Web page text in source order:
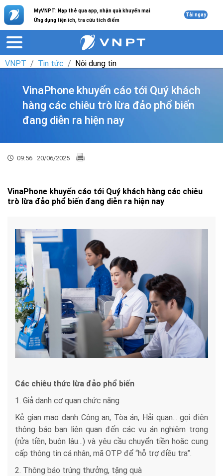
MyVNPT: Nạp thẻ qua app, nhận quà khuyến mại
Ứng dụng tiện ích, tra cứu tích điểm
Tải ngay
VNPT Tin tức Nội dung tin
VinaPhone khuyến cáo tới Quý khách
hàng các chiêu trò lừa đảo phổ biến
đang diễn ra hiện nay
09:56 20/06/2025
VinaPhone khuyến cáo tới Quý khách hàng các chiêu
trò lừa đảo phổ biến đang diễn ra hiện nay
Các chiêu thức lừa đảo phổ biến
1. Giả danh cơ quan chức năng
Kẻ gian mạo danh Công an, Tòa án, Hải quan... gọi điện
thông báo bạn liên quan đến các vụ án nghiêm trọng
(rửa tiền, buôn lậu...) và yêu cầu chuyển tiền hoặc cung
cấp thông tin cá nhân, mã OTP để “hỗ trợ điều tra”.
2. Thông báo trúng thưởng, tặng quà